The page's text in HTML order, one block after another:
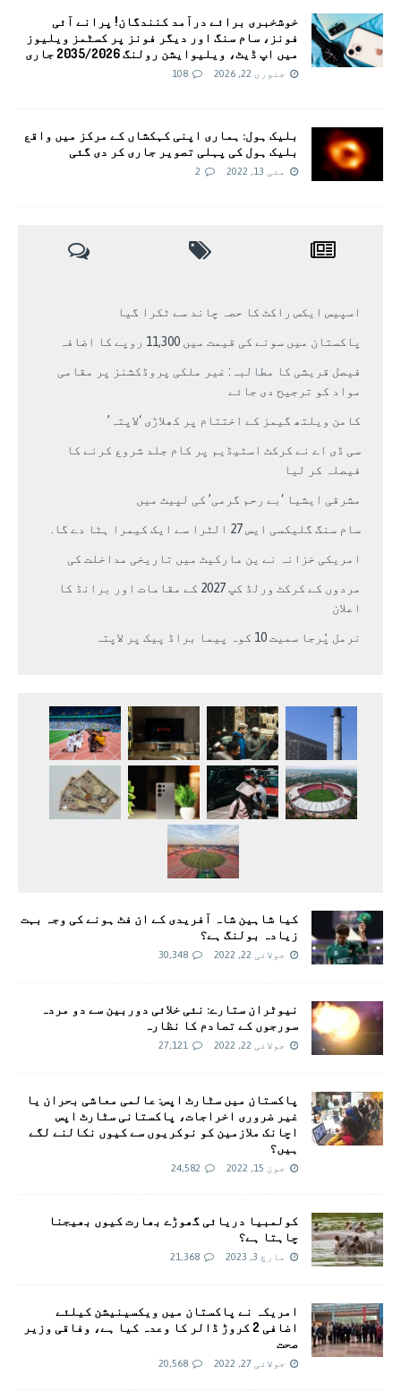
خوشخبری برائے درآمد کنندگان! پرانے آئی
فونز، سام سنگ اور دیگر فونز پر کسٹمز ویلیوز
میں اپ ڈیٹ، ویلیوایشن رولنگ 2035/2026 جاری
جنوری 22, 2026 108
بلیک ہول: ہماری اپنی کہکشاں کے مرکز میں واقع
بلیک ہول کی پہلی تصویر جاری کر دی گئی
مئی 13, 2022 2
اسپیس ایکس راکٹ کا حصہ چاند سے ٹکرا گیا
پاکستان میں سونے کی قیمت میں 11,300 روپے کا اضافہ
فیصل قریشی کا مطالبہ: غیر ملکی پروڈکشنز پر مقامی
مواد کو ترجیح دی جائے
کامن ویلتھ گیمز کے اختتام پر کھلاڑی ‘لاپتہ’
سی ڈی اے نے کرکٹ اسٹیڈیم پر کام جلد شروع کرنے کا
فیصلہ کر لیا
مشرقی ایشیا ‘بے رحم گرمی’ کی لپیٹ میں
سام سنگ گلیکسی ایس 27 الٹرا سے ایک کیمرا ہٹا دے گا.
امریکی خزانہ نے ین مارکیٹ میں تاریخی مداخلت کی
مردوں کے کرکٹ ورلڈ کپ 2027 کے مقامات اور برانڈ کا
اعلان
نرمل پُرجا سمیت 10 کوہ پیما براڈ پیک پر لاپتہ
کیا شاہین شاہ آفریدی کے ان فٹ ہونے کی وجہ بہت
زیادہ بولنگ ہے؟
جولائی 22, 2022 30,348
نیوٹران ستارے: نئی خلائی دوربین سے دو مردہ
سورجوں کے تصادم کا نظارہ
جولائی 22, 2022 27,121
پاکستان میں سٹارٹ اپس: عالمی معاشی بحران یا
غیر ضروری اخراجات، پاکستانی سٹارٹ اپس
اچانک ملازمین کو نوکریوں سے کیوں نکالنے لگے
ہیں؟
جون 15, 2022 24,582
کولمبیا دریائی گھوڑے بھارت کیوں بھیجنا
چاہتا ہے؟
مارچ 3, 2023 21,368
امريکہ نے پاکستان میں ویکسینیشن کیلئے
اضافی 2 کروڑ ڈالر کا وعدہ کیا ہے، وفاقی وزیر
صحت
جولائی 27, 2022 20,568